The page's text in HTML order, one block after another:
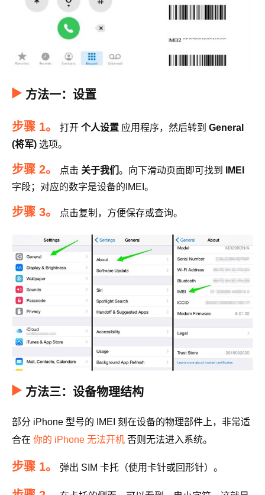
方法一：设置
步骤 1。 打开 个人设置 应用程序，然后转到 General
(将军) 选项。
步骤 2。 点击 关于我们 。向下滑动页面即可找到
IMEI
字段；对应的数字是设备的IMEI。
步骤 3。 点击复制，方便保存或查询。
方法三：设备物理结构
部分 iPhone 型号的 IMEI 刻在设备的物理部件上，非常适
合在 你的 iPhone 无法开机 否则无法进入系统。
步骤 1。 弹出 SIM 卡托（使用卡针或回形针）。